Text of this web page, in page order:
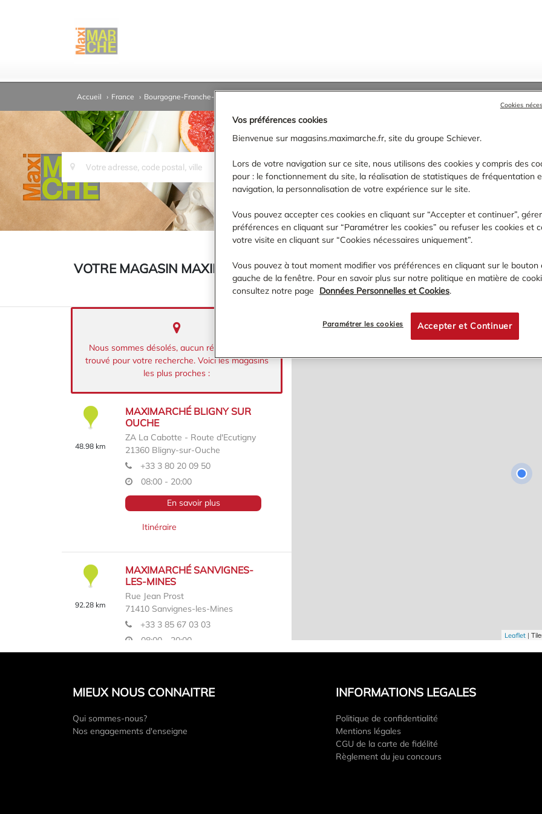
Accueil › France › Bourgogne-Franche-Comté
TROUVER UN MAGASIN MAXIMARCHÉ
VOTRE MAGASIN MAXIMARCHÉ À PROXIMITÉ DE :SEMUR-EN-AUXOIS
Nous sommes désolés, aucun résultat n’a été
trouvé pour votre recherche. Voici les magasins
les plus proches :
48.98 km
MAXIMARCHÉ BLIGNY SUR
OUCHE
ZA La Cabotte - Route d'Ecutigny
21360 Bligny-sur-Ouche
+33 3 80 20 09 50
08:00 - 20:00
En savoir plus
Itinéraire
92.28 km
MAXIMARCHÉ SANVIGNES-
LES-MINES
Rue Jean Prost
71410 Sanvignes-les-Mines
+33 3 85 67 03 03
08:00 - 20:00
Itinéraire
MAXIMARCHÉ ESTISSAC
Leaflet |
MIEUX NOUS CONNAITRE
Qui sommes-nous?
Nos engagements d'enseigne
INFORMATIONS LEGALES
Politique de confidentialité
Mentions légales
CGU de la carte de fidélité
Règlement du jeu concours
Vos préférences cookies
Bienvenue sur magasins.maximarche.fr, site du groupe Schiever.
Lors de votre navigation sur ce site, nous utilisons des cookies y compris des
pour : le fonctionnement du site, la réalisation de statistiques de fréquentation
navigation, la personnalisation de votre expérience sur le site.
Vous pouvez accepter ces cookies en cliquant sur “Accepter et continuer”,
préférences en cliquant sur “Paramétrer les cookies” ou refuser les cookies et
votre visite en cliquant sur “Cookies nécessaires uniquement”.
Vous pouvez à tout moment modifier vos préférences en cliquant sur le bouton
gauche de la fenêtre. Pour en savoir plus sur notre politique en matière de
consultez notre page
Données Personnelles et Cookies.
Accepter et Continuer
Paramétrer les cookies
Cookies